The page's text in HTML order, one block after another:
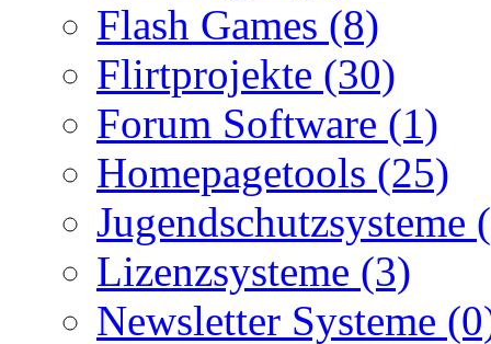
Flash Games (8)
Flirtprojekte (30)
Forum Software (1)
Homepagetools (25)
Jugendschutzsysteme
Lizenzsysteme (3)
Newsletter Systeme